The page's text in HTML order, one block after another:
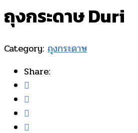
ถุงกระดาษ Duri
Category: ถุงกระดาษ
Share: